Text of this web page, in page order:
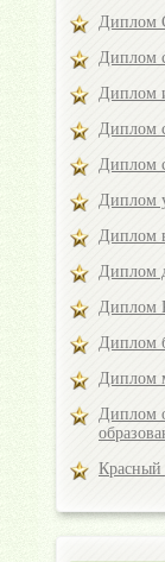
Диплом
Диплом
Диплом
Диплом
Диплом
Диплом
Диплом
Диплом
Диплом
Диплом
Диплом
Диплом